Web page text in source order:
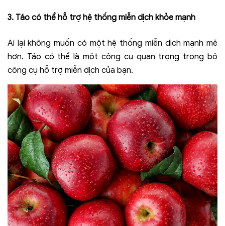
3. Táo có thể hỗ trợ hệ thống miễn dịch khỏe mạnh
Ai lại không muốn có một hệ thống miễn dịch mạnh mẽ
hơn. Táo có thể là một công cụ quan trọng trong bộ
công cụ hỗ trợ miễn dịch của bạn.